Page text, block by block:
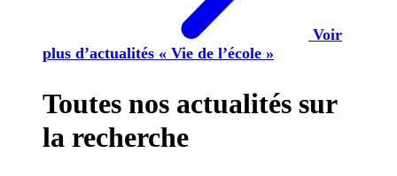
Voir
plus d’actualités « Vie de l’école »
Toutes nos actualités sur
la recherche